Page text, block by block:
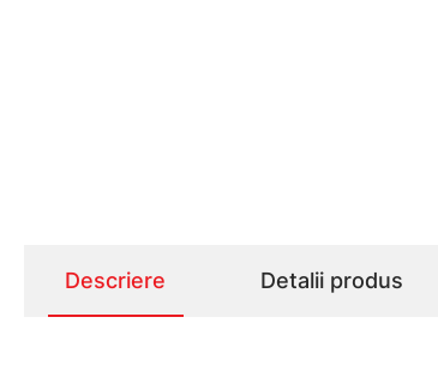
Descriere Detalii produs